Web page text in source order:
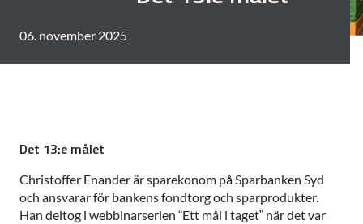
06. november 2025
Det 13:e målet
Christoffer Enander är sparekonom på Sparbanken Syd
och ansvarar för bankens fondtorg och sparprodukter.
Han deltog i webbinarserien “Ett mål i taget” när det var